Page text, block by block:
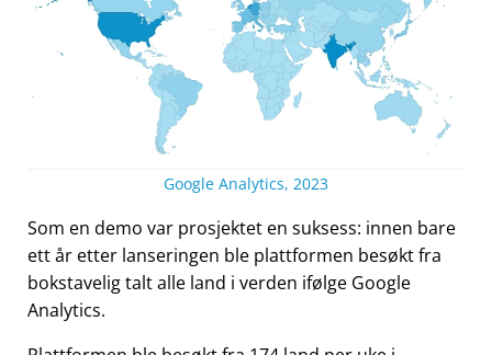
Google Analytics, 2023
Som en demo var prosjektet en suksess: innen bare
ett år etter lanseringen ble plattformen besøkt fra
bokstavelig talt alle land i verden ifølge Google
Analytics.